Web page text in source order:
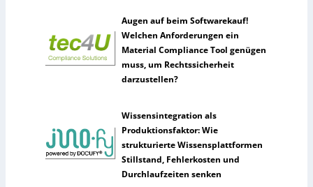
Augen auf beim Softwarekauf!
Welchen Anforderungen ein
Material Compliance Tool genügen
muss, um Rechtssicherheit
darzustellen?
Wissensintegration als
Produktionsfaktor: Wie
strukturierte Wissensplattformen
Stillstand, Fehlerkosten und
Durchlaufzeiten senken